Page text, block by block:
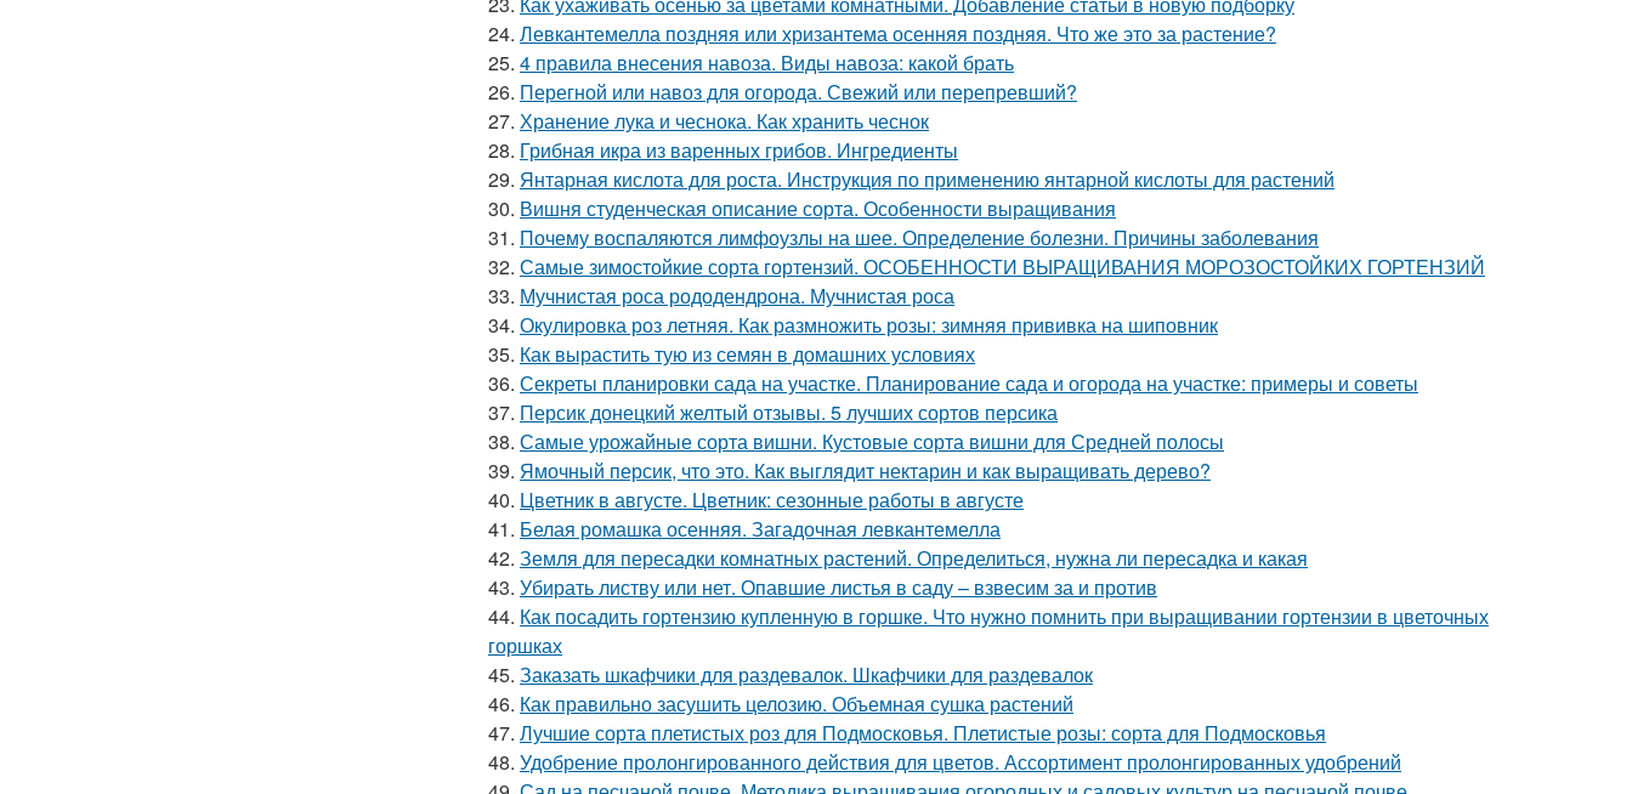
24. Левкантемелла поздняя или хризантема осенняя поздняя. Что же это за растение?
25. 4 правила внесения навоза. Виды навоза: какой брать
26. Перегной или навоз для огорода. Свежий или перепревший?
27. Хранение лука и чеснока. Как хранить чеснок
28. Грибная икра из варенных грибов. Ингредиенты
29. Янтарная кислота для роста. Инструкция по применению янтарной кислоты для растений
30. Вишня студенческая описание сорта. Особенности выращивания
31. Почему воспаляются лимфоузлы на шее. Определение болезни. Причины заболевания
32. Самые зимостойкие сорта гортензий. ОСОБЕННОСТИ ВЫРАЩИВАНИЯ МОРОЗОСТОЙКИХ ГОРТЕНЗИЙ
33. Мучнистая роса рододендрона. Мучнистая роса
34. Окулировка роз летняя. Как размножить розы: зимняя прививка на шиповник
35. Как вырастить тую из семян в домашних условиях
36. Секреты планировки сада на участке. Планирование сада и огорода на участке: примеры и советы
37. Персик донецкий желтый отзывы. 5 лучших сортов персика
38. Самые урожайные сорта вишни. Кустовые сорта вишни для Средней полосы
39. Ямочный персик, что это. Как выглядит нектарин и как выращивать дерево?
40. Цветник в августе. Цветник: сезонные работы в августе
41. Белая ромашка осенняя. Загадочная левкантемелла
42. Земля для пересадки комнатных растений. Определиться, нужна ли пересадка и какая
43. Убирать листву или нет. Опавшие листья в саду – взвесим за и против
44. Как посадить гортензию купленную в горшке. Что нужно помнить при выращивании гортензии в цветочных
горшках
45. Заказать шкафчики для раздевалок. Шкафчики для раздевалок
46. Как правильно засушить целозию. Объемная сушка растений
47. Лучшие сорта плетистых роз для Подмосковья. Плетистые розы: сорта для Подмосковья
48. Удобрение пролонгированного действия для цветов. Ассортимент пролонгированных удобрений